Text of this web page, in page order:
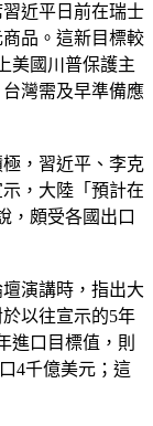
近平日前在瑞士
品。這新目標較
美國川普保護主
灣需及早準備應
，習近平、李克
，大陸「預計在
，頗受各國出口
演講時，指出大
以往宣示的5年
進口目標值，則
4千億美元；這